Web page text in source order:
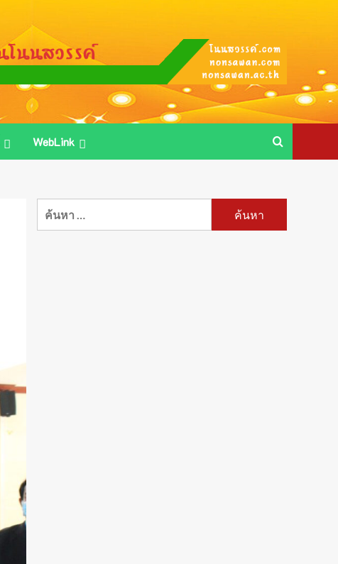
WebLink
ค้นหา